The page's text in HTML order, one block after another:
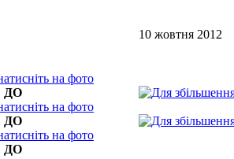
10 жовтня 2012
ДО
ДО
ДО